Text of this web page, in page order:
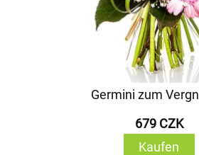
Germini zum
679 CZK
Kaufen